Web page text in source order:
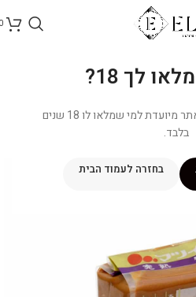
לך 18?
הכניסה והרכישה בחנות האתר מיועדת למי שמלאו לו 18 שנים
בלבד.
בחזרה לעמוד הבית